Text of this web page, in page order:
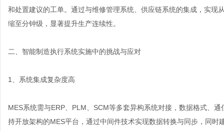
和处置建议的工单。通过与维修管理系统、供应链系统的集成，实现
缩至分钟级，显著提升生产连续性。
二、智能制造执行系统实施中的挑战与应对
1、系统集成复杂度高
MES系统需与ERP、PLM、SCM等多套异构系统对接，数据格式、
持开放架构的MES平台，通过中间件技术实现数据转换与同步，同